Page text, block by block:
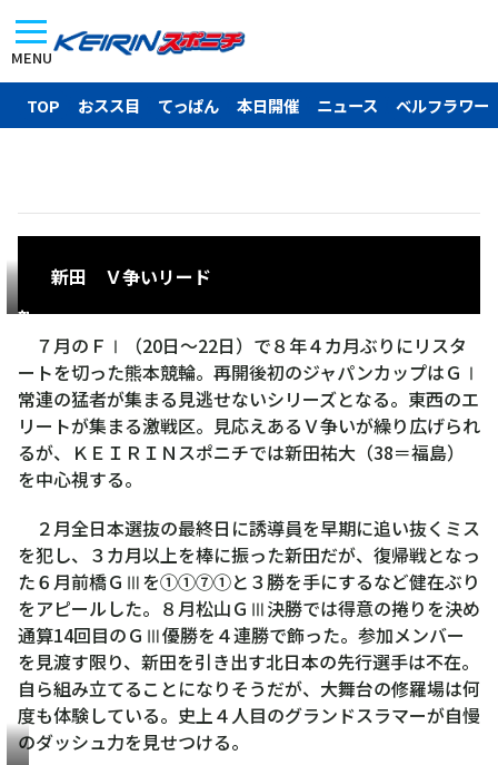
MENU
TOP おスス目 てっぱん 本日開催 ニュース ベルフラワー
新田 Ｖ争いリード
新
祐
大
７月のＦⅠ（20日～22日）で８年４カ月ぶりにリスタ
ートを切った熊本競輪。再開後初のジャパンカップはＧⅠ
常連の猛者が集まる見逃せないシリーズとなる。東西のエ
リートが集まる激戦区。見応えあるＶ争いが繰り広げられ
るが、ＫＥＩＲＩＮスポニチでは新田祐大（38＝福島）
を中心視する。
２月全日本選抜の最終日に誘導員を早期に追い抜くミス
を犯し、３カ月以上を棒に振った新田だが、復帰戦となっ
た６月前橋ＧⅢを①①⑦①と３勝を手にするなど健在ぶり
をアピールした。８月松山ＧⅢ決勝では得意の捲りを決め
通算14回目のＧⅢ優勝を４連勝で飾った。参加メンバー
を見渡す限り、新田を引き出す北日本の先行選手は不在。
自ら組み立てることになりそうだが、大舞台の修羅場は何
度も体験している。史上４人目のグランドスラマーが自慢
のダッシュ力を見せつける。